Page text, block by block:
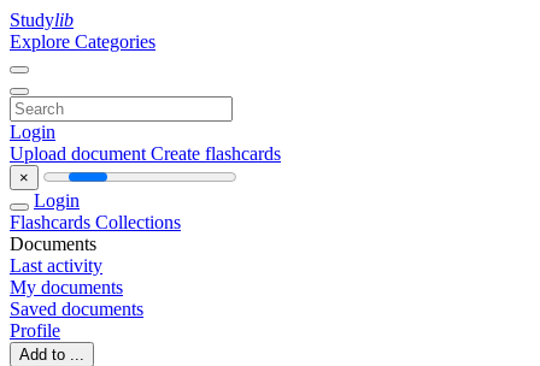
Studylib
Explore Categories
Login
Upload document Create flashcards
×
Login
Flashcards Collections
Documents
Last activity
My documents
Saved documents
Profile
Add to ...